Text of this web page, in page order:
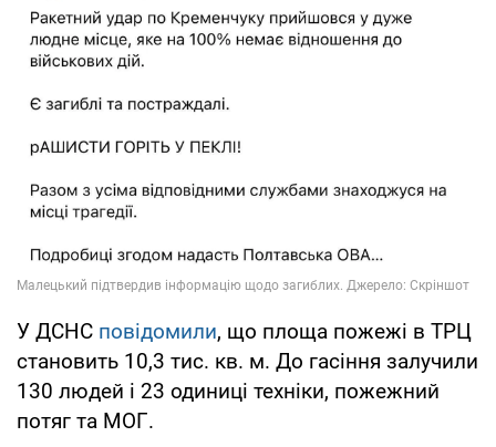
У ДСНС повідомили, що площа пожежі в ТРЦ
становить 10,3 тис. кв. м. До гасіння залучили
130 людей і 23 одиниці техніки, пожежний
потяг та МОГ.